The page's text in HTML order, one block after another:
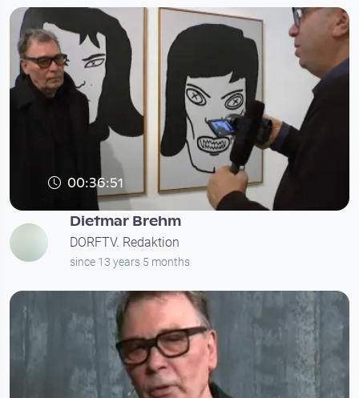
00:36:51
Dietmar Brehm
DORFTV. Redaktion
since 13 years 5 months